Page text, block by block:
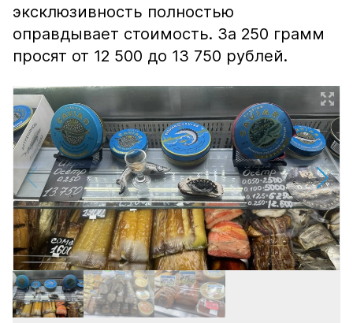
эксклюзивность полностью
оправдывает стоимость. За 250 грамм
просят от 12 500 до 13 750 рублей.